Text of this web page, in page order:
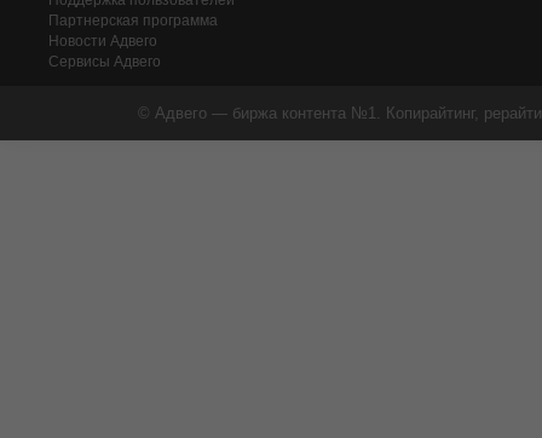
Партнерская программа
Новости Адвего
Сервисы Адвего
© Адвего — биржа контента №1. Копирайтинг,